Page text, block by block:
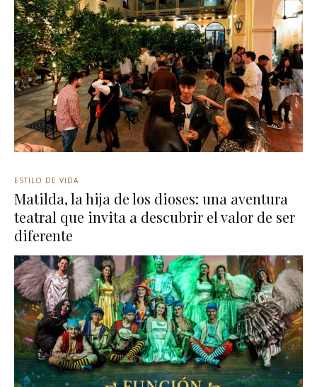
ESTILO DE VIDA
Matilda, la hija de los dioses: una aventura
teatral que invita a descubrir el valor de ser
diferente